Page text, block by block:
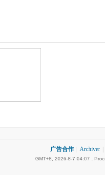
广告合作 Archiver
GMT+8, 2026-8-7 04:07 ,